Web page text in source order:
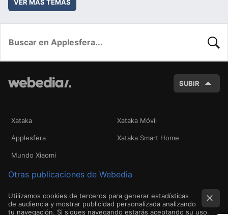
VER MÁS TEMAS
SUBIR
Xataka Xataka Móvil
Applesfera Xataka Smart Home
Mundo Xiaomi
Otras publicaciones de Webedia
Utilizamos cookies de terceros para generar estadísticas
de audiencia y mostrar publicidad personalizada analizando
tu navegación. Si sigues navegando estarás aceptando su uso.